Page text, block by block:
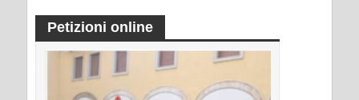
Petizioni online